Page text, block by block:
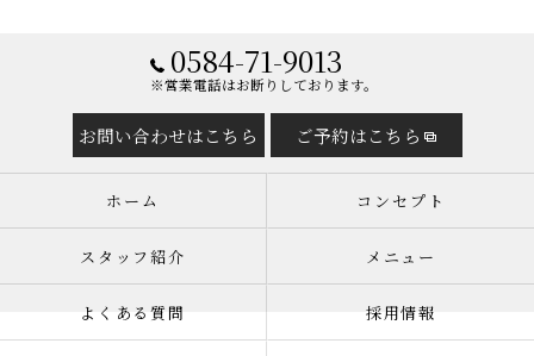
0584-71-9013
※営業電話はお断りしております。
お問い合わせはこちら ご予約はこちら
ホーム コンセプト
スタッフ紹介 メニュー
よくある質問 採用情報